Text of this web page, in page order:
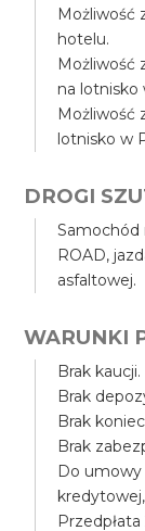
Możliwość
hotelu.
Możliwość
na lotnisko
Możliwość
lotnisko w
DROGI
Samochód
ROAD,
asfaltowej.
WARUNKI
Brak kaucji.
Brak
Brak
Brak
Do